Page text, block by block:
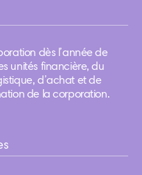
dès l’année de
unités financière, du
d’achat et de
de la corporation.